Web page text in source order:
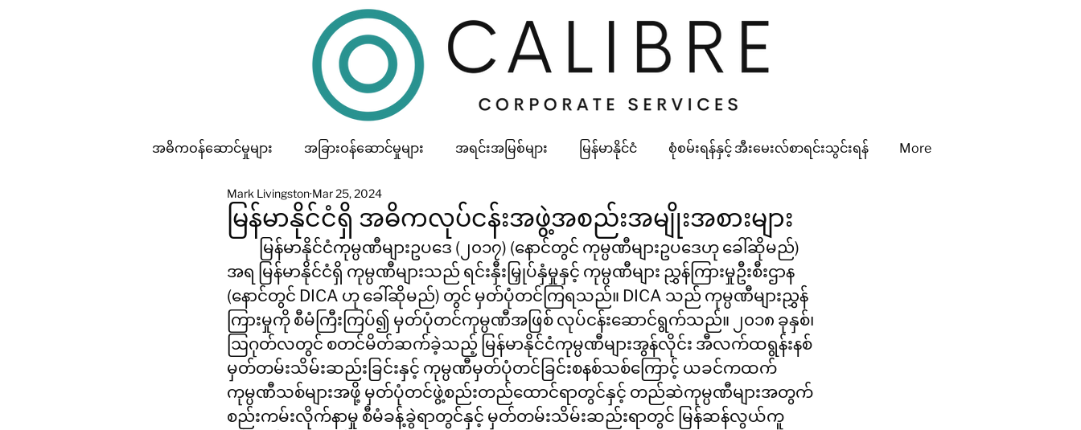
အဓိကဝန်ဆောင်မှုများ အခြားဝန်ဆောင်မှုများ အရင်းအမြစ်များ မြန်မာနိုင်ငံ စုံစမ်းရန်နှင့် အီးမေးလ်စာရင်းသွင်းရန် More
မြန်မာနိုင်ငံရှိ အဓိကလုပ်ငန်းအဖွဲ့အစည်းအမျိုးအစားများ
Mark Livingston Mar 25, 2024
အရ မြန်မာနိုင်ငံရှိ ကုမ္ပဏီများသည် ရင်းနှီးမြှုပ်နှံမှုနှင့် ကုမ္ပဏီများ ညွှန်ကြားမှုဦးစီးဌာန
(နောင်တွင် DICA ဟု ခေါ်ဆိုမည်) တွင် မှတ်ပုံတင်ကြရသည်။ DICA သည် ကုမ္ပဏီများညွှန်
ကြားမှုကို စီမံကြီးကြပ်၍ မှတ်ပုံတင်ကုမ္ပဏီအဖြစ် လုပ်ငန်းဆောင်ရွက်သည်။ ၂၀၁၈ ခုနှစ်၊
ဩဂုတ်လတွင် စတင်မိတ်ဆက်ခဲ့သည့် မြန်မာနိုင်ငံကုမ္ပဏီများအွန်လိုင်း အီလက်ထရွန်းနစ်
မှတ်တမ်းသိမ်းဆည်းခြင်းနှင့် ကုမ္ပဏီမှတ်ပုံတင်ခြင်းစနစ်သစ်ကြောင့် ယခင်ကထက်
ကုမ္ပဏီသစ်များအဖို့ မှတ်ပုံတင်ဖွဲ့စည်းတည်ထောင်ရာတွင်နှင့် တည်ဆဲကုမ္ပဏီများအတွက်
စည်းကမ်းလိုက်နာမှု စီမံခန့်ခွဲရာတွင်နှင့် မှတ်တမ်းသိမ်းဆည်းရာတွင် မြန်ဆန်လွယ်ကူ